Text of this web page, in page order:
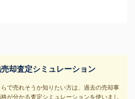
却査定シミュレーション
で売れそうか知りたい方は、過去の売却事
が分かる査定シミュレーションを使いまし